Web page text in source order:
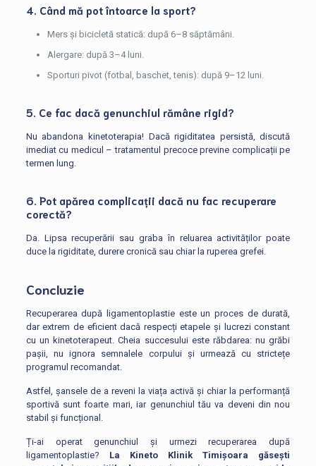
4. Când mă pot întoarce la sport?
Mers și bicicletă statică: după 6–8 săptămâni.
Alergare: după 3–4 luni.
Sporturi pivot (fotbal, baschet, tenis): după 9–12 luni.
5. Ce fac dacă genunchiul rămâne rigid?
Nu abandona kinetoterapia! Dacă rigiditatea persistă, discută
imediat cu medicul – tratamentul precoce previne complicații pe
termen lung.
6. Pot apărea complicații dacă nu fac recuperare
corectă?
Da. Lipsa recuperării sau graba în reluarea activităților poate
duce la rigiditate, durere cronică sau chiar la ruperea grefei.
Concluzie
Recuperarea după ligamentoplastie este un proces de durată,
dar extrem de eficient dacă respecți etapele și lucrezi constant
cu un kinetoterapeut. Cheia succesului este răbdarea: nu grăbi
pașii, nu ignora semnalele corpului și urmează cu strictețe
programul recomandat.
Astfel, șansele de a reveni la viața activă și chiar la performanță
sportivă sunt foarte mari, iar genunchiul tău va deveni din nou
stabil și funcțional.
Ți-ai operat genunchiul și urmezi recuperarea după
ligamentoplastie? La Kineto Klinik Timișoara găsești